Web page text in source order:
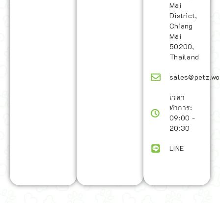
Mai
District,
Chiang
Mai
50200,
Thailand
เวลา
ทำการ:
09:00 -
20:30
LINE